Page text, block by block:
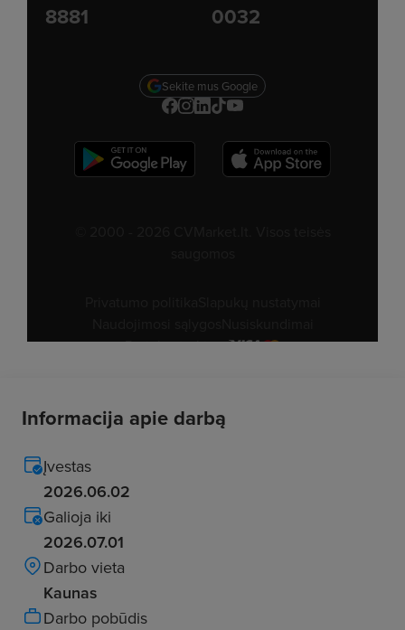
Informacija apie darbą
Įvestas
2026.06.02
Galioja iki
2026.07.01
Darbo vieta
Kaunas
Darbo pobūdis